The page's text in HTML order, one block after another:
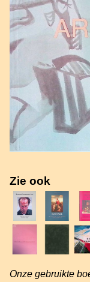
Zie ook
Onze gebruikte